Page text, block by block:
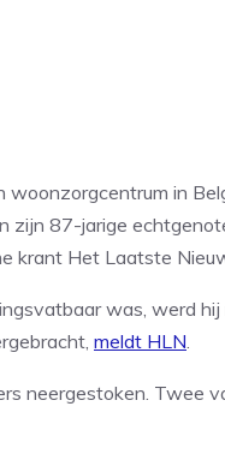
in
zijn 87-jarige
krant Het Laatste
was, werd
meldt HLN.
neergestoken. Twee